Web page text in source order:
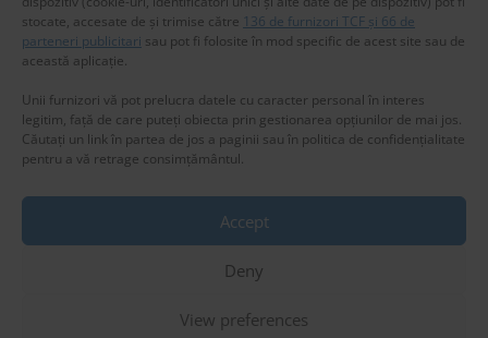
stocate, accesate de și trimise către 136 de furnizori TCF și 66 de
parteneri publicitari sau pot fi folosite în mod specific de acest site sau de
această aplicație.
Unii furnizori vă pot prelucra datele cu caracter personal în interes
legitim, față de care puteți obiecta prin gestionarea opțiunilor de mai jos.
Căutați un link în partea de jos a paginii sau în politica de confidențialitate
pentru a vă retrage consimțământul.
Accept
Deny
View preferences
Copyright © 2025 www.RomaniaSweetRomania.com
Theme: Express News By Adore Themes
Privacy & Cookies: This site uses cookies. By continuing to use this
To find out more, including how to control cookies, see here: